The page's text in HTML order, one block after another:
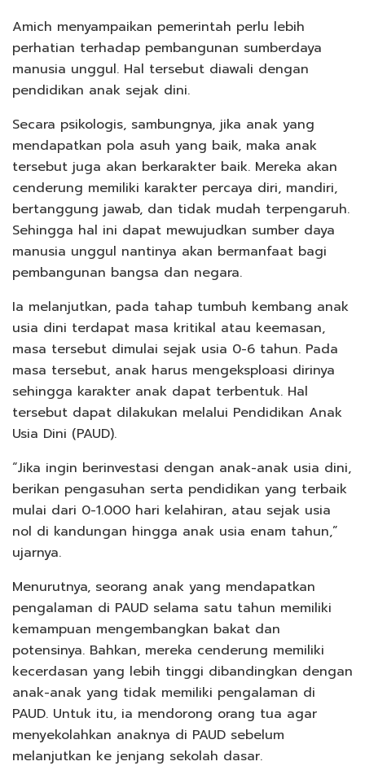
Amich menyampaikan pemerintah perlu lebih
perhatian terhadap pembangunan sumberdaya
manusia unggul. Hal tersebut diawali dengan
pendidikan anak sejak dini.
Secara psikologis, sambungnya, jika anak yang
mendapatkan pola asuh yang baik, maka anak
tersebut juga akan berkarakter baik. Mereka akan
cenderung memiliki karakter percaya diri, mandiri,
bertanggung jawab, dan tidak mudah terpengaruh.
Sehingga hal ini dapat mewujudkan sumber daya
manusia unggul nantinya akan bermanfaat bagi
pembangunan bangsa dan negara.
Ia melanjutkan, pada tahap tumbuh kembang anak
usia dini terdapat masa kritikal atau keemasan,
masa tersebut dimulai sejak usia 0-6 tahun. Pada
masa tersebut, anak harus mengeksploasi dirinya
sehingga karakter anak dapat terbentuk. Hal
tersebut dapat dilakukan melalui Pendidikan Anak
Usia Dini (PAUD).
“Jika ingin berinvestasi dengan anak-anak usia dini,
berikan pengasuhan serta pendidikan yang terbaik
mulai dari 0-1.000 hari kelahiran, atau sejak usia
nol di kandungan hingga anak usia enam tahun,”
ujarnya.
Menurutnya, seorang anak yang mendapatkan
pengalaman di PAUD selama satu tahun memiliki
kemampuan mengembangkan bakat dan
potensinya. Bahkan, mereka cenderung memiliki
kecerdasan yang lebih tinggi dibandingkan dengan
anak-anak yang tidak memiliki pengalaman di
PAUD. Untuk itu, ia mendorong orang tua agar
menyekolahkan anaknya di PAUD sebelum
melanjutkan ke jenjang sekolah dasar.